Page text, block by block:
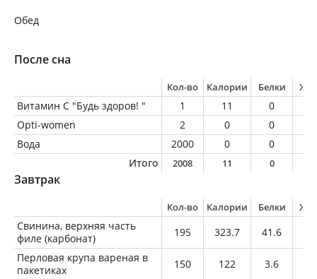
Обед
После сна
Кол-во Калории Белки
Витамин С "Будь здоров! " 1 11 0
Opti-women
2 0 0
Вода
2000 0 0
Итого
2008 11 0
Завтрак
Кол-во Калории Белки
Свинина, верхняя часть
филе (карбонат)
195 323.7 41.6
Перловая крупа вареная в
пакетиках
150 122 3.6